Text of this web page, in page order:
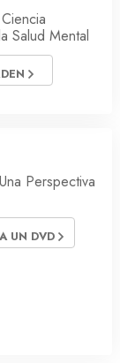
Salud Mental
Perspectiva
UN DVD